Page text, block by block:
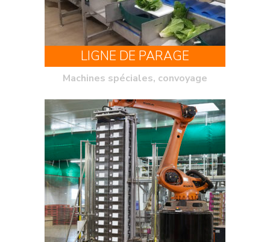
LIGNE DE PARAGE
Machines spéciales, convoyage